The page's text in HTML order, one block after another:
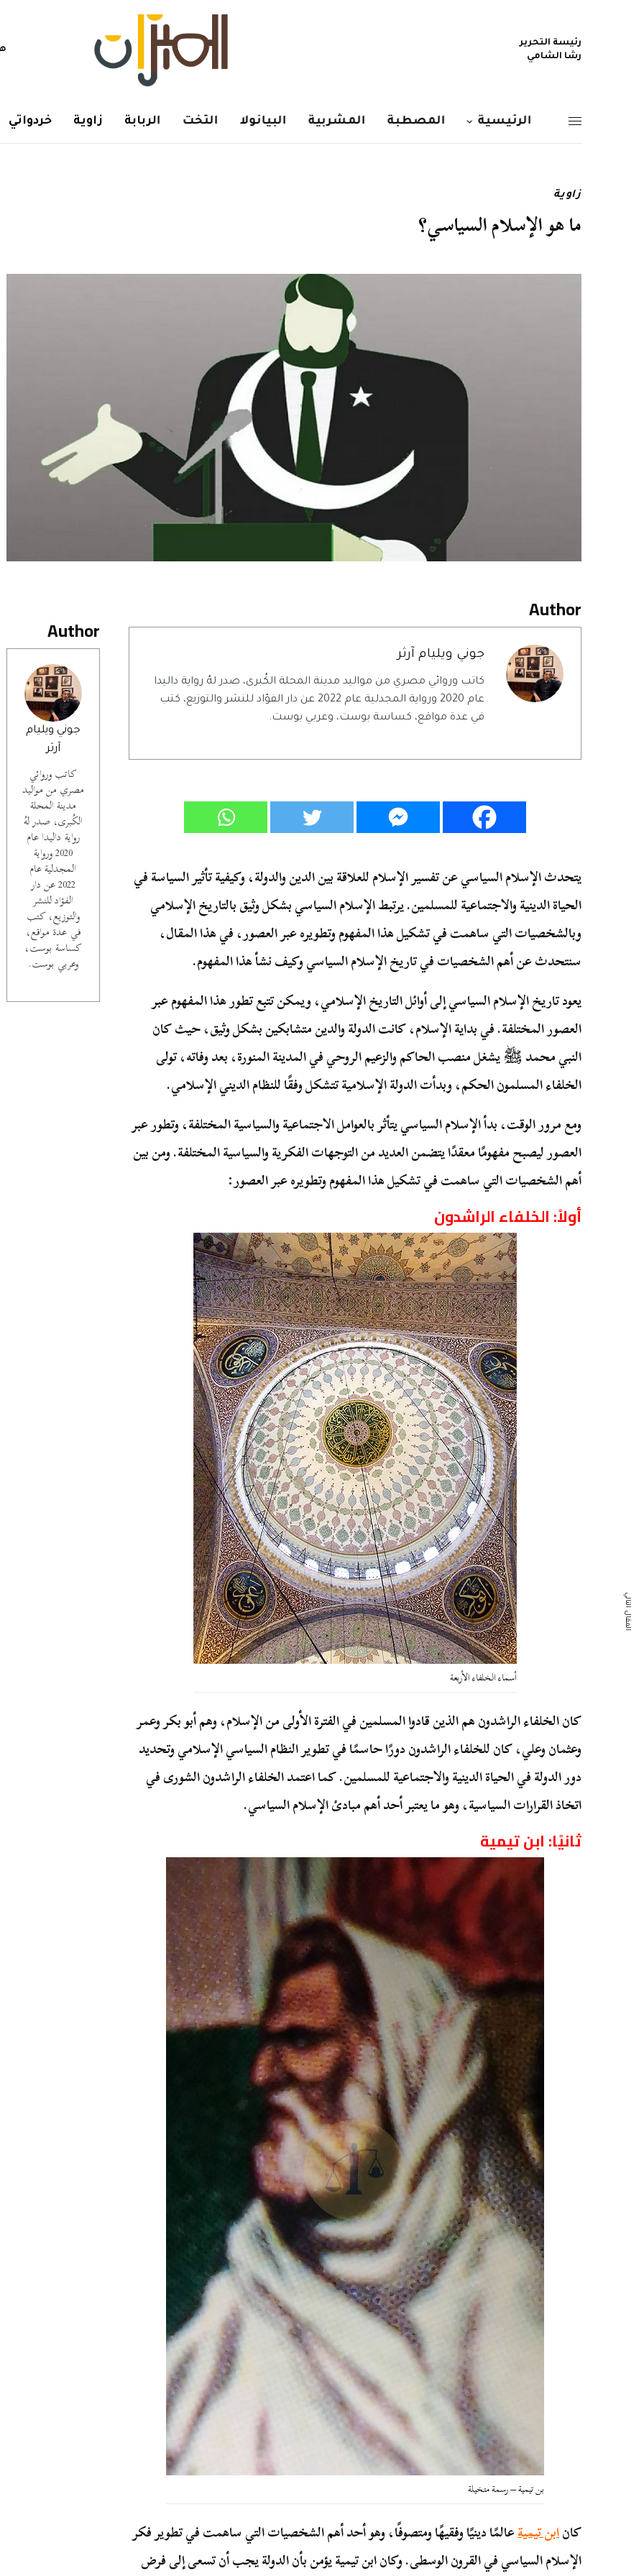
رئيسة التحرير
رشا الشامي
الرئيسية المصطبة المشربية البيانولا التخت الربابة زاوية خردواتي
زاوية
ما هو الإسلام السياسي؟
Author
جوني ويليام
آرثر
كاتب وروائي
مصري من مواليد
مدينة المحلة
الكُبرى، صدر لهُ
رواية داليدا عام
2020 ورواية
المجدلية عام
2022 عن دار
الفؤاد للنشر
والتوزيع، كتب
في عدة مواقع،
كساسة بوست،
وعربي بوست.
Author
جوني ويليام آرثر
كاتب وروائي مصري من مواليد مدينة المحلة الكُبرى، صدر لهُ رواية داليدا
عام 2020 ورواية المجدلية عام 2022 عن دار الفؤاد للنشر والتوزيع، كتب
في عدة مواقع، كساسة بوست، وعربي بوست.
يتحدث الإسلام السياسي عن تفسير الإسلام للعلاقة بين الدين والدولة، وكيفية تأثير السياسة في
الحياة الدينية والاجتماعية للمسلمين. يرتبط الإسلام السياسي بشكل وثيق بالتاريخ الإسلامي
وبالشخصيات التي ساهمت في تشكيل هذا المفهوم وتطويره عبر العصور، في هذا المقال،
سنتحدث عن أهم الشخصيات في تاريخ الإسلام السياسي وكيف نشأ هذا المفهوم.
يعود تاريخ الإسلام السياسي إلى أوائل التاريخ الإسلامي، ويمكن تتبع تطور هذا المفهوم عبر
العصور المختلفة. في بداية الإسلام، كانت الدولة والدين متشابكين بشكل وثيق، حيث كان
النبي محمد ﷺ يشغل منصب الحاكم والزعيم الروحي في المدينة المنورة، بعد وفاته، تولى
الخلفاء المسلمون الحكم، وبدأت الدولة الإسلامية تتشكل وفقًا للنظام الديني الإسلامي.
ومع مرور الوقت، بدأ الإسلام السياسي يتأثر بالعوامل الاجتماعية والسياسية المختلفة، وتطور عبر
العصور ليصبح مفهومًا معقدًا يتضمن العديد من التوجهات الفكرية والسياسية المختلفة. ومن بين
أهم الشخصيات التي ساهمت في تشكيل هذا المفهوم وتطويره عبر العصور:
أولاً: الخلفاء الراشدون
أسماء الخلفاء الأربعة
كان الخلفاء الراشدون هم الذين قادوا المسلمين في الفترة الأولى من الإسلام، وهم أبو بكر وعمر
وعثمان وعلي، كان للخلفاء الراشدون دورًا حاسمًا في تطوير النظام السياسي الإسلامي وتحديد
دور الدولة في الحياة الدينية والاجتماعية للمسلمين. كما اعتمد الخلفاء الراشدون الشورى في
اتخاذ القرارات السياسية، وهو ما يعتبر أحد أهم مبادئ الإسلام السياسي.
ثانيًا: ابن تيمية
بن تيمية – رسمة متخيلة
كانابن تيميةعالمًا دينيًا وفقيهًا ومتصوفًا، وهو أحد أهم الشخصيات التي ساهمت في تطوير فكر
الإسلام السياسي في القرون الوسطى. وكان ابن تيمية يؤمن بأن الدولة يجب أن تسعى إلى فرض
المقال التالي